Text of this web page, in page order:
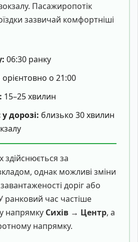
Пасажиропотік
зазвичай комфортніші
06:30 ранку
орієнтовно о 21:00
15–25 хвилин
дорозі: близько 30 хвилин
здійснюється за
однак можливі зміни
доріг або
ранковий час частіше
напрямку Сихів → Центр, а
напрямку.